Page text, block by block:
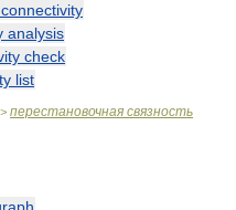
analysis
check
list
> перестановочная связность